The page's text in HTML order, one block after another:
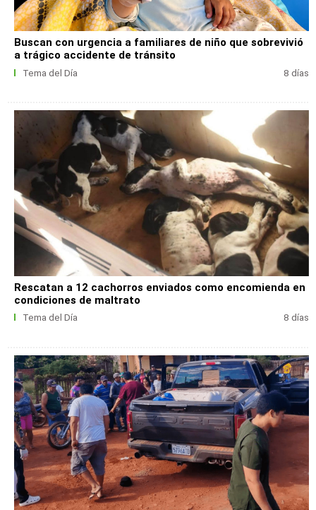
Buscan con urgencia a familiares de niño que sobrevivió
a trágico accidente de tránsito
Tema del Día 8 días
Rescatan a 12 cachorros enviados como encomienda en
condiciones de maltrato
Tema del Día 8 días